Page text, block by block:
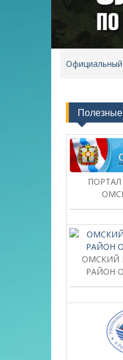
Официальный
ОМСКИЙ
РАЙОН